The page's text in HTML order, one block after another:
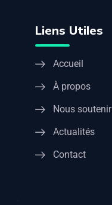
Liens Utiles
Accueil
À propos
Nous soutenir
Actualités
Contact